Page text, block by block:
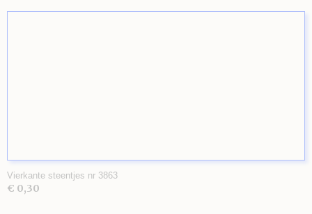
Vierkante steentjes nr 3863
€ 0,30